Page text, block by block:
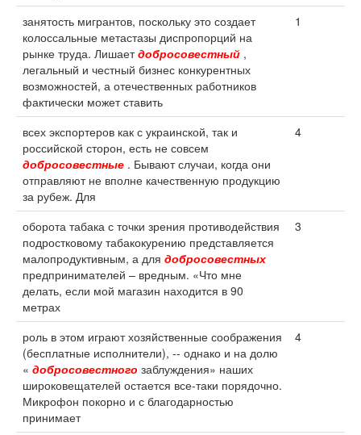
занятость мигрантов, поскольку это создает
колоссальные метастазы диспропорций на
рынке труда. Лишаетдобросовестный ,
легальный и честный бизнес конкурентных
возможностей, а отечественных работников
фактически может ставить
1
всех экспортеров как с украинской, так и
российской сторон, есть не совсем
добросовестные . Бывают случаи, когда они
отправляют не вполне качественную продукцию
за рубеж. Для
4
оборота табака с точки зрения противодействия
подростковому табакокурению представляется
малопродуктивным, а для добросовестных
предпринимателей – вредным. «Что мне
делать, если мой магазин находится в 90
метрах
3
роль в этом играют хозяйственные соображения
(бесплатные исполнители), -- однако и на долю
« добросовестного заблуждения» наших
широковещателей остается все-таки порядочно.
Микрофон покорно и с благодарностью
принимает
4